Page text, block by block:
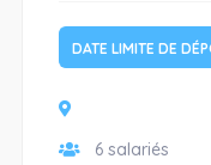
DATE LIMITE DE
6 salariés